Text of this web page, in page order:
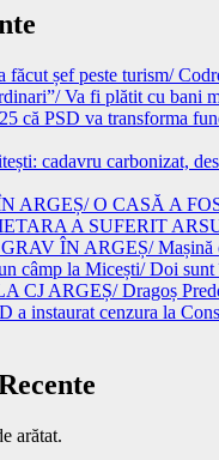
făcut șef peste turism/
Va fi plătit cu bani
că PSD va transforma
cadavru carbonizat,
ARGEȘ/ O CASĂ A
A SUFERIT
ÎN ARGEȘ/ Mașină
câmp la Micești/ Doi sunt
CJ ARGEȘ/ Dragoș
a instaurat cenzura la
arătat.